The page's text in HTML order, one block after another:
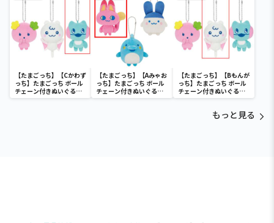
【たまごっち】【Cかわず
っち】たまごっち ボール
チェーン付きぬいぐるみ
～Tamagotchi
【たまごっち】【Aみゃお
っち】たまごっち ボール
チェーン付きぬいぐるみ
～Tamagotchi
【たまごっち】【Bもんが
っち】たまごっち ボール
チェーン付きぬいぐるみ
～Tamagotchi
もっと見る